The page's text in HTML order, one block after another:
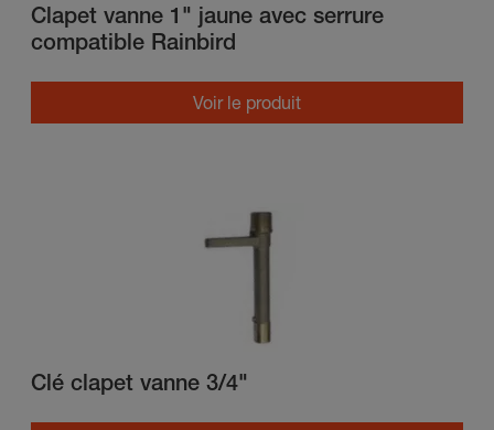
Clapet vanne 1" jaune avec serrure
compatible Rainbird
Voir le produit
Clé clapet vanne 3/4"